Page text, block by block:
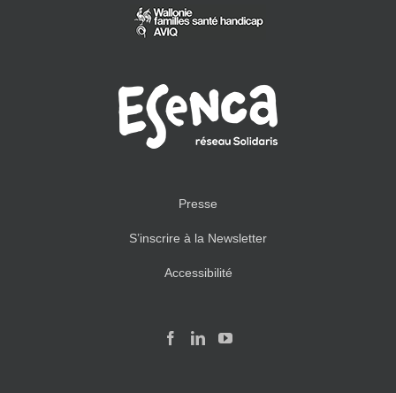
Presse
S’inscrire à la Newsletter
Accessibilité